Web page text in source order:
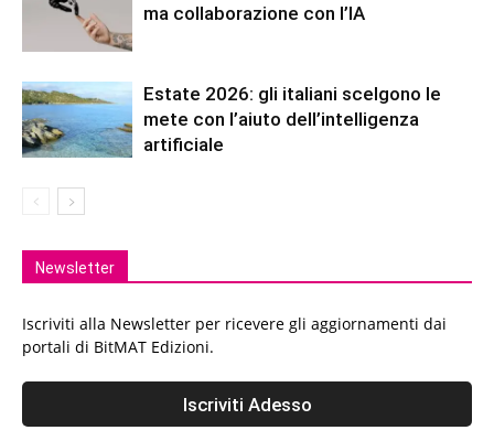
ma collaborazione con l’IA
Estate 2026: gli italiani scelgono le
mete con l’aiuto dell’intelligenza
artificiale
Newsletter
Iscriviti alla Newsletter per ricevere gli aggiornamenti dai
portali di BitMAT Edizioni.